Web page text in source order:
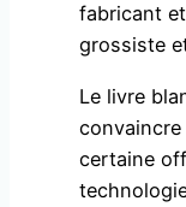
fabricant
grossiste
Le livre
convaincre
certaine